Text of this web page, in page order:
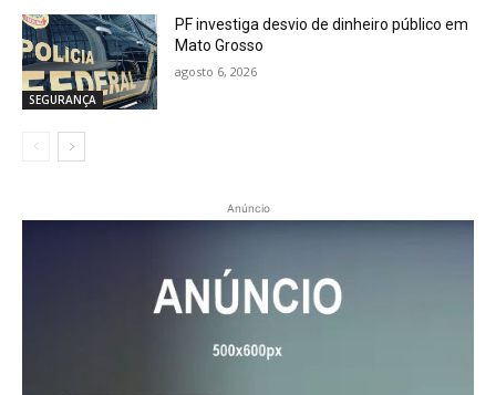
SEGURANÇA
PF investiga desvio de dinheiro público em
Mato Grosso
agosto 6, 2026
Anúncio